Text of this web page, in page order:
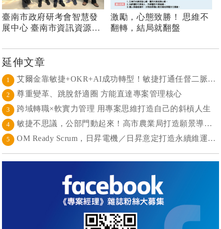
臺南市政府研考會智慧發
展中心 臺南市資訊資源向
入平台建置
激勵，心態致勝！ 思維不
翻轉，結局就翻盤
延伸文章
1 艾爾金靠敏捷+OKR+AI成功轉型！敏捷打通任督二脈， 避免文化與流程「卡卡」導致溝通無效
2 尊重變革、跳脫舒適圈 方能直達專案管理核心
3 跨域轉職×軟實力管理 用專案思維打造自己的斜槓人生
4 敏捷不思議，公部門動起來！高市農業局打造願景導向的社區敏捷自組織
5 OM Ready Scrum，日昇電機／日昇意定打造永續維運新典範